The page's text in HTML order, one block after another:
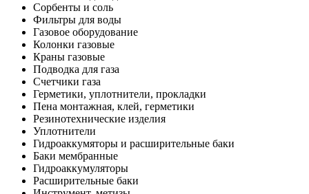
Сорбенты и соль
Фильтры для воды
Газовое оборудование
Колонки газовые
Краны газовые
Подводка для газа
Счетчики газа
Герметики, уплотнители, прокладки
Пена монтажная, клей, герметики
Резинотехнические изделия
Уплотнители
Гидроаккумяторы и расширительные баки
Баки мембранные
Гидроаккумуляторы
Расширительные баки